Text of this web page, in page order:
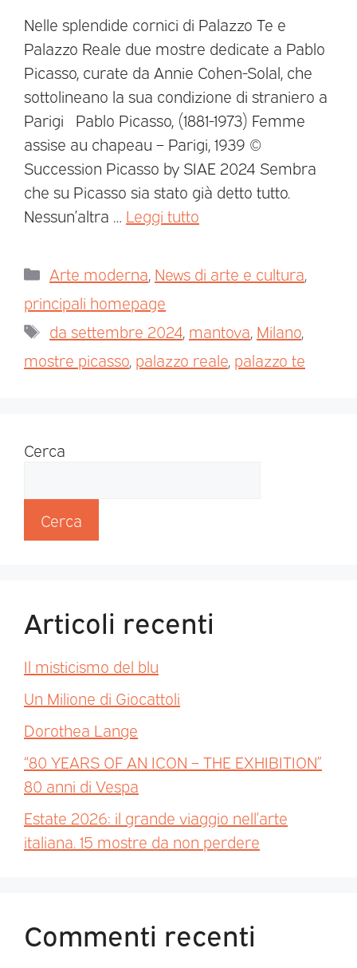
Nelle splendide cornici di Palazzo Te e
Palazzo Reale due mostre dedicate a Pablo
Picasso, curate da Annie Cohen-Solal, che
sottolineano la sua condizione di straniero a
Parigi Pablo Picasso, (1881-1973) Femme
assise au chapeau – Parigi, 1939 ©
Succession Picasso by SIAE 2024 Sembra
che su Picasso sia stato già detto tutto.
Nessun’altra … Leggi tutto
Arte moderna News di arte e cultura
principali homepage
da settembre 2024 mantova Milano
mostre picasso palazzo reale palazzo te
Cerca
Cerca
Articoli recenti
Il misticismo del blu
Un Milione di Giocattoli
Dorothea Lange
“80 YEARS OF AN ICON – THE EXHIBITION”
80 anni di Vespa
Estate 2026: il grande viaggio nell’arte
italiana. 15 mostre da non perdere
Commenti recenti